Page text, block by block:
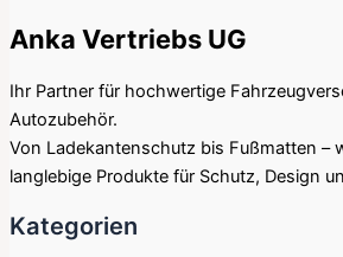
Anka Vertriebs UG
Ihr Partner für hochwertige
Autozubehör.
Von Ladekantenschutz bis Fußmatten –
langlebige Produkte für Schutz, Design
Kategorien